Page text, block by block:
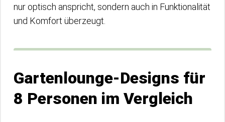
nur optisch anspricht, sondern auch in Funktionalität
und Komfort überzeugt.
Gartenlounge-Designs für
8 Personen im Vergleich